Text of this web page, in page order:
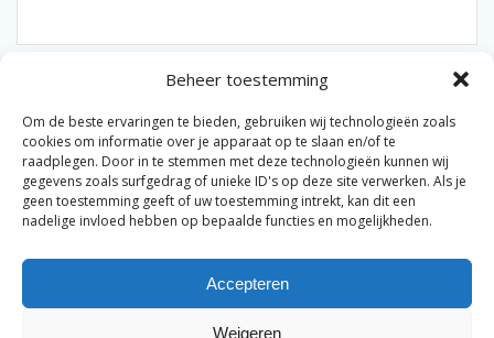
Beheer toestemming
Om de beste ervaringen te bieden, gebruiken wij technologieën zoals
cookies om informatie over je apparaat op te slaan en/of te
raadplegen. Door in te stemmen met deze technologieën kunnen wij
gegevens zoals surfgedrag of unieke ID's op deze site verwerken. Als je
geen toestemming geeft of uw toestemming intrekt, kan dit een
nadelige invloed hebben op bepaalde functies en mogelijkheden.
Accepteren
Weigeren
© 2026 Van der Bel Las en Radiateurenbedrijf.
Privacyverklaring|Cookiebeleid|Retourbeleid|
Algemene voorwaarden voor consumenten
algemene voorwaarden
Disclaimer